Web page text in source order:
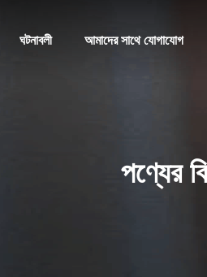
ঘটনাবলী আমাদের সাথে যোগাযোগ
পণ্যের